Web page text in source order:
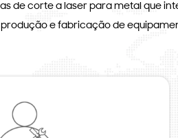
de corte a laser para metal que
produção e fabricação de